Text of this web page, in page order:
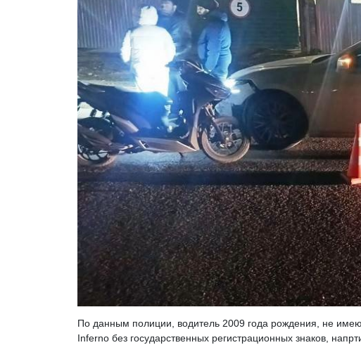
По данным полиции, водитель 2009 года рождения, не
Inferno без государственных регистрационных знаков,